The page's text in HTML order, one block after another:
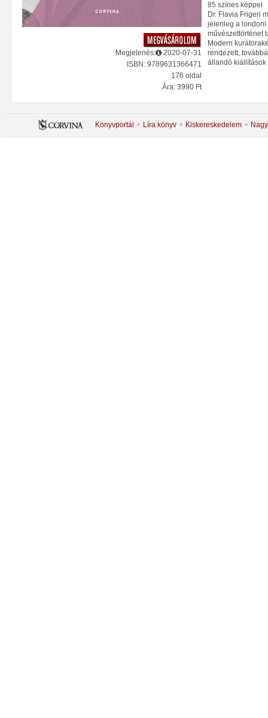
Megjelenés:
2020-07-31
ISBN: 9789631366471
176 oldal
Ára: 3990 Ft
85 színes képpel
Dr. Flavia Frigeri
jelenleg a
művészettörténet
Modern
rendezett,
állandó kiállítások
Könyvportál Líra könyv Kiskereskedelem